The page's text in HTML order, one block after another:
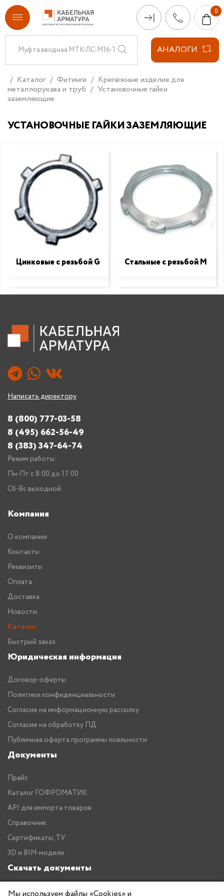
АНАЛОГИ
Каталог Фитинги
Крепёжные изделия для
металлорукава и труб
Установочные гайки
заземляющие
УСТАНОВОЧНЫЕ ГАЙКИ ЗАЗЕМЛЯЮЩИЕ
Цинковые с резьбой G Стальные с резьбой М
Написать директору
8 (800) 777-03-58
8 (495) 662-56-49
8 (383) 347-64-74
Режим работы:
Пн-Пт с 8:00 до 17:00
Сб-Вс выходной
Компания
О компании
Контакты
Реквизиты
Оплата
Доставка
Новости
Каталог
Быстрый заказ
Юридическая информация
Договор-оферты
Политики конфиденциальности
Согласие на информационную рассылку
Согласие на обработку ПД
Публичная оферта программы лояльности
Документы
Прайс
Каталог ГОФРОМАТИК
API для импорта товаров
Справочник
Сертификаты, ТУ
3D и BIM-модели
Скачать документы
Прайс